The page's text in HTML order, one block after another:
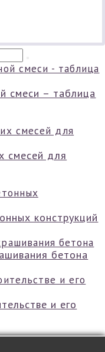
смеси – таблица
смесей для
конструкций
бетона
и его